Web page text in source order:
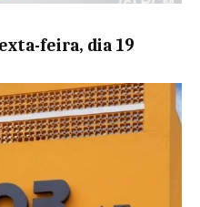
feira, dia 19